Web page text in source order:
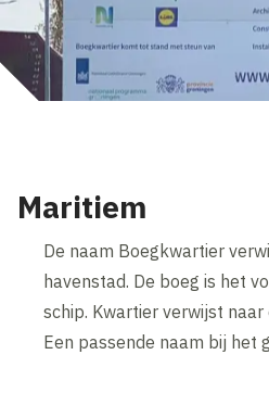
Maritiem
De naam Boegkwartier
havenstad. De boeg is het
schip. Kwartier verwijst
Een passende naam bij het